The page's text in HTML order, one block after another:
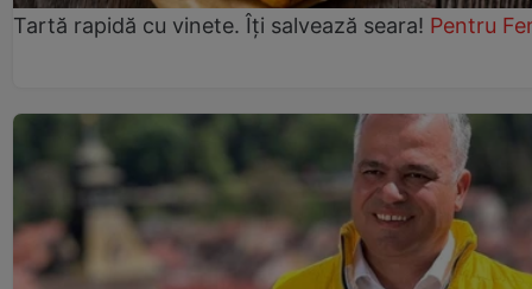
Tartă rapidă cu vinete. Îți salvează seara! Pentru